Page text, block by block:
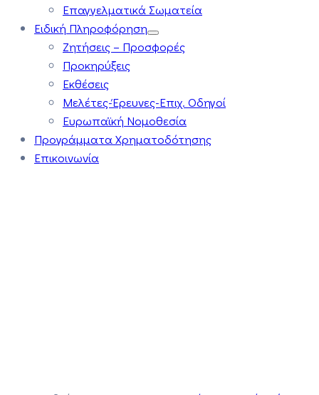
Επαγγελματικά Σωματεία
Ειδική Πληροφόρηση
Ζητήσεις – Προσφορές
Προκηρύξεις
Εκθέσεις
Μελέτες-Έρευνες-Επιχ. Οδηγοί
Ευρωπαϊκή Νομοθεσία
Προγράμματα Χρηματοδότησης
Επικοινωνία